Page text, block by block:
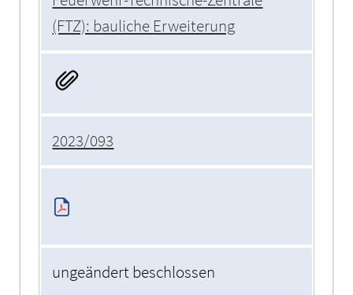
(FTZ): bauliche Erweiterung
2023/093
ungeändert beschlossen